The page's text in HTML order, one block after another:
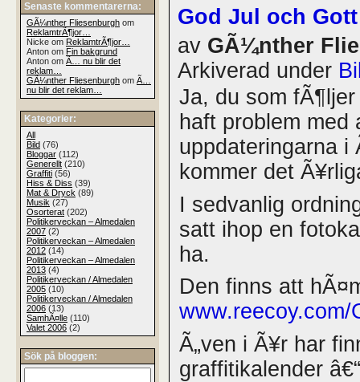
God Jul och
av GÃ¼nther
Arkiverad under
Ja, du som
haft problem med
uppdateringarna i
kommer det
I sedvanlig
satt ihop en
ha.
Den finns att
www.reecoy.com/
Ã„ven i Ã¥r har
graffitikalender
Senaste kommentarerna:
GÃ¼nther Fliesenburgh om
ReklamtrÃ¶jor…
Nicke om ReklamtrÃ¶jor…
Anton om Fin bakgrund
Anton om Ã… nu blir det
reklam…
GÃ¼nther Fliesenburgh om Ã…
nu blir det reklam…
Kategorier:
All
Bild (76)
Bloggar (112)
Generellt (210)
Graffiti (56)
Hiss & Diss (39)
Mat & Dryck (89)
Musik (27)
Osorterat (202)
Politikerveckan – Almedalen
2007 (2)
Politikerveckan – Almedalen
2012 (14)
Politikerveckan – Almedalen
2013 (4)
Politikerveckan / Almedalen
2005 (10)
Politikerveckan / Almedalen
2006 (13)
SamhÃ¤lle (110)
Valet 2006 (2)
Sök på bloggen: